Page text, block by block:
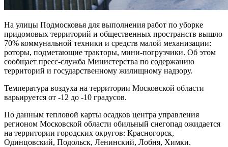
На улицы Подмосковья для выполнения работ по уборке
придомовых территорий и общественных пространств вышло
70% коммунальной техники и средств малой механизации:
роторы, подметающие тракторы, мини-погрузчики. Об этом
сообщает пресс-служба Министерства по содержанию
территорий и государственному жилищному надзору.
Температура воздуха на территории Московской области
варьируется от -12 до -10 градусов.
По данным тепловой карты осадков центра управления
регионом Московской области обильный снегопад ожидается
на территории городских округов: Красногорск,
Одинцовский, Подольск, Ленинский, Лобня, Химки.